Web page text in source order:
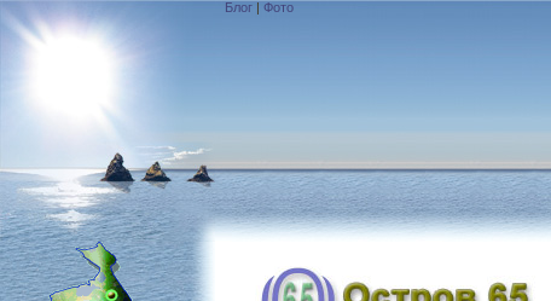
Блог | Фото